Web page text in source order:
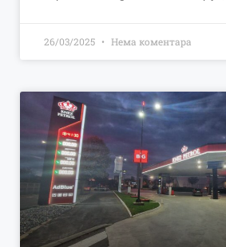
26/03/2025 Нема коментара